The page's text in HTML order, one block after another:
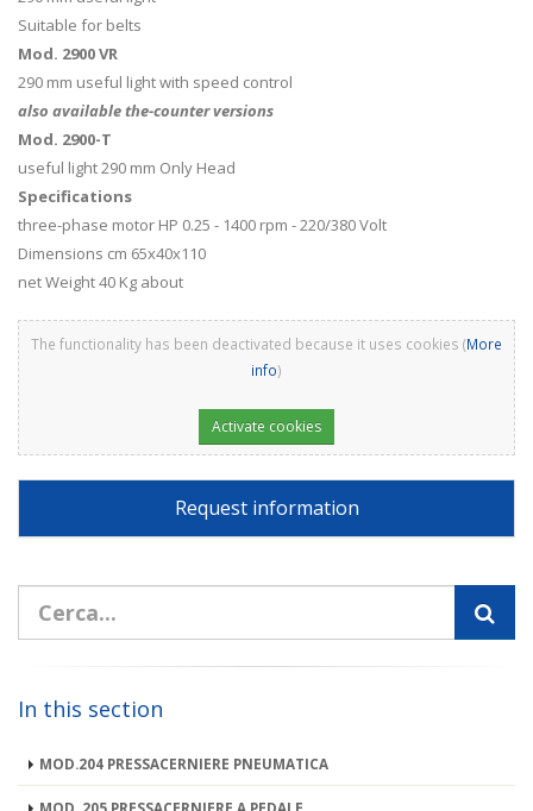
Suitable for belts
Mod. 2900 VR
290 mm useful light with speed control
also available the-counter versions
Mod. 2900-T
useful light 290 mm Only Head
Specifications
three-phase motor HP 0.25 - 1400 rpm - 220/380 Volt
Dimensions cm 65x40x110
net Weight 40 Kg about
The functionality has been deactivated because it uses cookies (More
info)
Activate cookies
Request information
In this section
MOD.204 PRESSACERNIERE PNEUMATICA